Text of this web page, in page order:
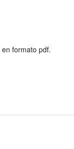
en formato pdf.